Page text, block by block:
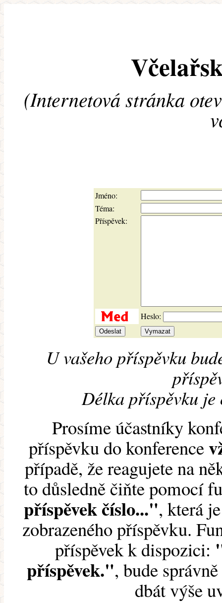
(Internetová stránka
Jméno:
Téma:
Příspěvek:
Heslo:
U vašeho příspěvku
Délka příspěvku je
Prosíme účastníky
příspěvku do konference
případě, že reagujete na
to důsledně čiňte pomocí
příspěvek číslo...", která
zobrazeného příspěvku.
příspěvek k dispozici:
příspěvek.", bude
dbát výše